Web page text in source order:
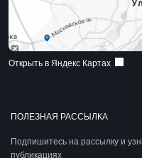
ПОЛЕЗНАЯ РАССЫЛКА
Подпишитесь на рассылку и
публикациях
Открыть в Яндекс Картах